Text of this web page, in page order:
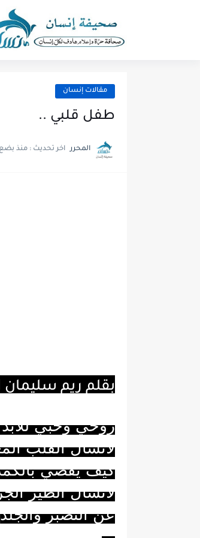
مقالات إنسان
طفل قلبي ..
المحرر اخر تحديث : منذ بضع
بقلم ريم
روحي وحبيَ
لاتسأل القلب
كيف يقضي
لاتسأل الطير
عن التصبّر والجلَدْ